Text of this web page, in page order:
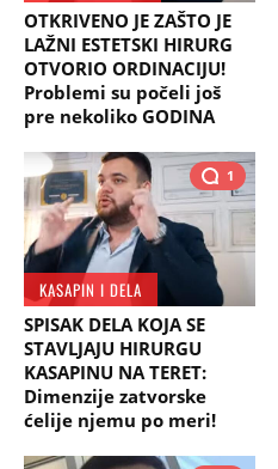
OTKRIVENO JE ZAŠTO JE
LAŽNI ESTETSKI HIRURG
OTVORIO ORDINACIJU!
Problemi su počeli još
pre nekoliko GODINA
1
KASAPIN I DELA
SPISAK DELA KOJA SE
STAVLJAJU HIRURGU
KASAPINU NA TERET:
Dimenzije zatvorske
ćelije njemu po meri!